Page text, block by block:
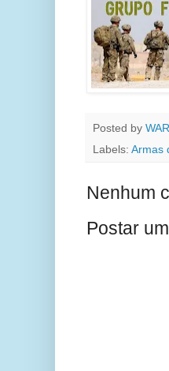
Posted by
Labels: Armas
Nenhum
Postar